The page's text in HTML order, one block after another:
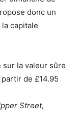
donc un
capitale
sur la valeur sûre
de £14.95
Street,